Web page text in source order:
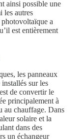
ainsi possible une
les autres
photovoltaïque a
est entièrement
les panneaux
sur les
de convertir le
principalement à
au chauffage. Dans
solaire et la
dans des
un échangeur